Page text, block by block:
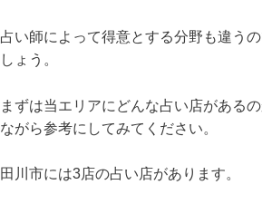
占い師によって得意とする分野も違う
しょう。
まずは当エリアにどんな占い店がある
ながら参考にしてみてください。
田川市には3店の占い店があります。